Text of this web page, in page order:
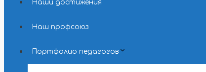
Наши достижения
Наш профсоюз
Портфолио педагогов